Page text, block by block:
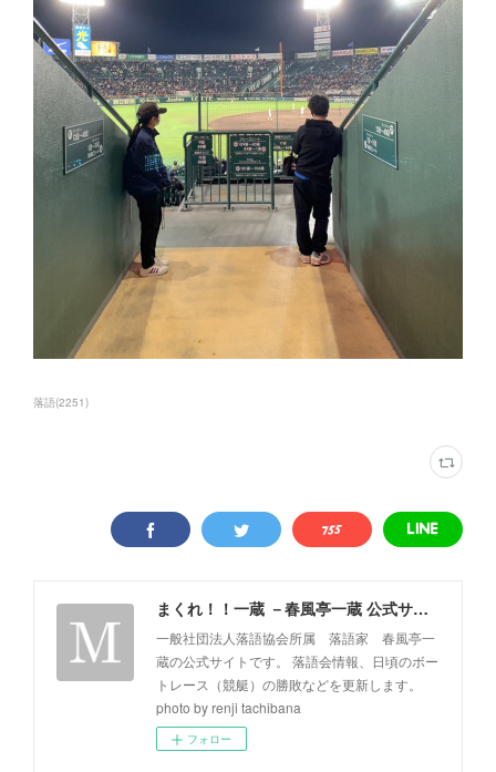
落語(2251)
まくれ！！一蔵 －春風亭一蔵 公式サイト－
一般社団法人落語協会所属 落語家 春風亭一
蔵の公式サイトです。 落語会情報、日頃のボー
トレース（競艇）の勝敗などを更新します。
photo by renji tachibana
フォロー